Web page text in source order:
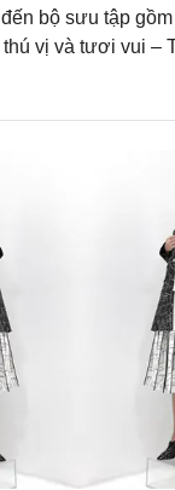
bộ sưu tập
vị và tươi vui –